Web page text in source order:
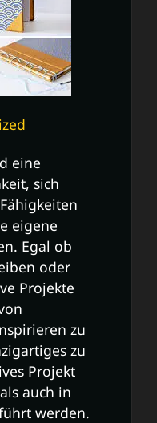
eine
sich
eigene
Egal ob
oder
Projekte
zu
zu
Projekt
auch in
werden.